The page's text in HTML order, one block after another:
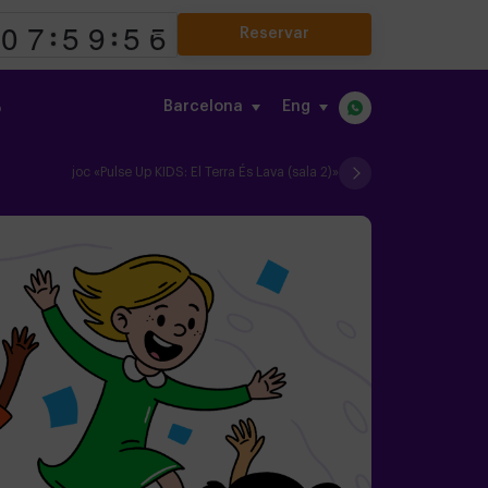
Reservar
Barcelona eng
joc «Pulse Up KIDS: El Terra És Lava (sala 2)»